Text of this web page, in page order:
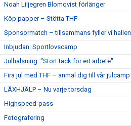
Noah Liljegren Blomqvist förlänger
Köp papper – Stötta THF
Sponsormatch – tillsammans fyller vi hallen
Inbjudan: Sportlovscamp
Julhälsning: "Stort tack för ert arbete"
Fira jul med THF – anmäl dig till vår julcamp
LÄXHJÄLP – Nu varje torsdag
Highspeed-pass
Fotografering